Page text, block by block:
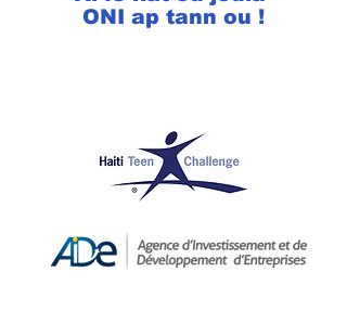
ONI ap tann ou !